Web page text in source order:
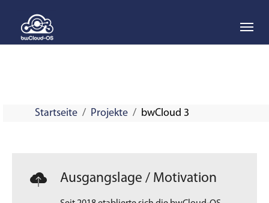
Startseite Projekte bwCloud 3
Ausgangslage / Motivation